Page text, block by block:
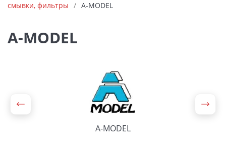
Деревянные модели
Радиоуправляемые модели
Пластиковые модели
Архитектурные макеты
смывки, фильтры / A-MODEL
A-MODEL
A-MODEL